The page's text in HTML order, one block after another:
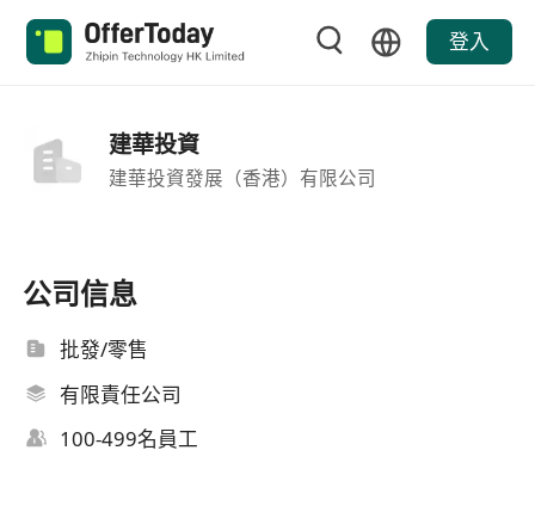
登入
建華投資
建華投資發展（香港）有限公司
公司信息
批發/零售
有限責任公司
100-499名員工